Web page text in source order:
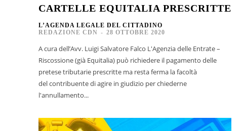
CARTELLE EQUITALIA PRESCRITTE
L’AGENDA LEGALE DEL CITTADINO
REDAZIONE CDN - 28 OTTOBRE 2020
A cura dell’Avv. Luigi Salvatore Falco L'Agenzia delle Entrate –
Riscossione (già Equitalia) può richiedere il pagamento delle
pretese tributarie prescritte ma resta ferma la facoltà
del contribuente di agire in giudizio per chiederne
l'annullamento...